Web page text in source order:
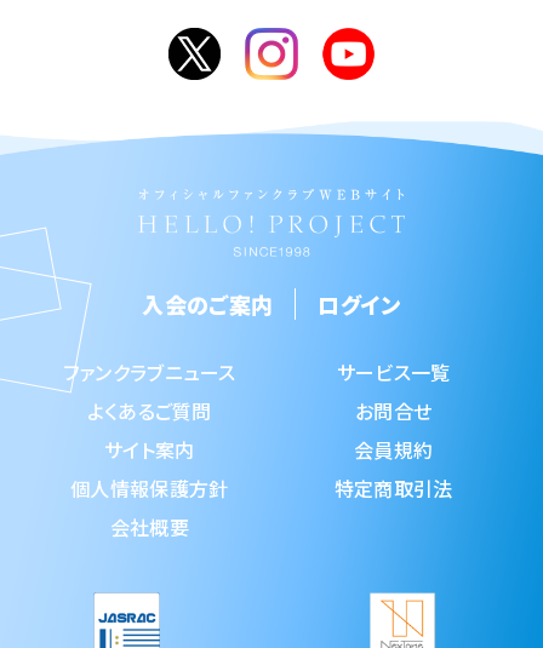
入会のご案内 ログイン
ファンクラブニュース
サービス一覧
よくあるご質問
お問合せ
サイト案内
会員規約
個人情報保護方針
特定商取引法
会社概要